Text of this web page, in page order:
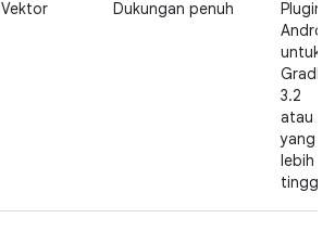
Vektor Dukungan penuh
Plugin
untuk
Gradle
3.2
atau
yang
lebih
tinggi